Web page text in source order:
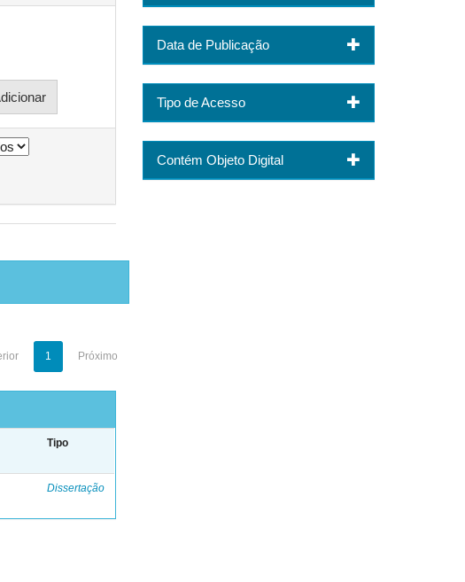
1 Próximo
Tipo
Dissertação
Data de Publicação
Tipo de Acesso
Contém Objeto Digital